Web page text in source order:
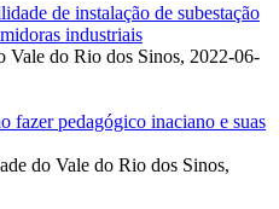
de instalação de subestação
industriais
Vale do Rio dos Sinos, 2022-06-
fazer pedagógico inaciano e suas
do Vale do Rio dos Sinos,